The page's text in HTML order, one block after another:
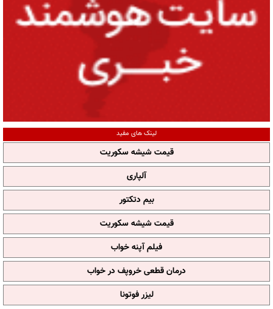
لینک های مفید
قیمت شیشه سکوریت
آلپاری
بیم دتکتور
قیمت شیشه سکوریت
فیلم آپنه خواب
درمان قطعی خروپف در خواب
لیزر فوتونا